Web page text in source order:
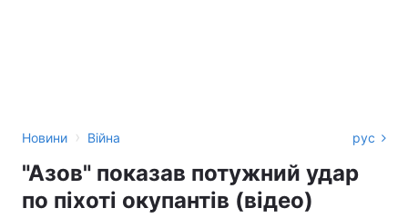
Новини › Війна рус
"Азов" показав потужний удар
по піхоті окупантів (відео)